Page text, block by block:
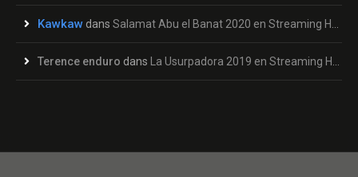
Kawkaw dans Salamat Abu el Banat 2020 en Streaming HD Gratuit !
Terence enduro dans La Usurpadora 2019 en Streaming HD Gratuit !